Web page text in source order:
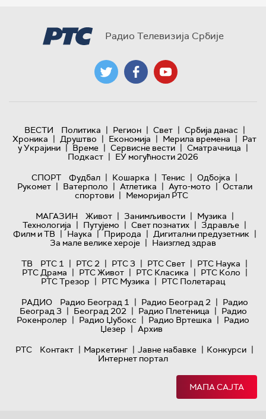
Радио Телевизија Србије
ВЕСТИ Политика | Регион | Свет | Србија данас |
Хроника | Друштво | Економија | Мерила времена | Рат
у Украјини | Време | Сервисне вести | Сматрачница |
Подкаст | ЕУ могућности 2026
СПОРТ
Фудбал | Кошарка | Тенис | Одбојка |
Рукомет | Ватерполо | Атлетика | Ауто-мото | Остали
спортови | Меморијал РТС
МАГАЗИН
Живот | Занимљивости | Музика |
Технологијa | Путујемо | Свет познатих | Здравље |
Филм и ТВ | Наука | Природа | Дигитални предузетник |
За мале велике хероје | Наизглед здрав
ТВ
РТС 1 | РТС 2 | РТС 3 | РТС Свет | РТС Наука |
РТС Драма | РТС Живот | РТС Класика | РТС Коло |
РТС Трезор | РТС Музика | РТС Полетарац
РАДИО
Радио Београд 1 | Радио Београд 2 | Радио
Београд 3 | Београд 202 | Радио Плетеница | Радио
Рокенролер | Радио Џубокс | Радио Вртешка | Радио
Џезер | Архив
РТС
Контакт | Маркетинг | Јавне набавке | Конкурси |
Интернет портал
МАПА САЈТА